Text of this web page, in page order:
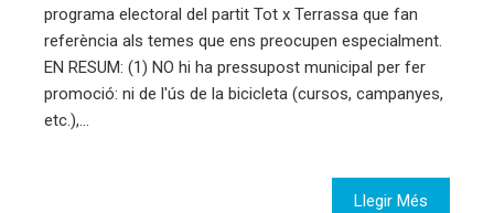
programa electoral del partit Tot x Terrassa que fan
referència als temes que ens preocupen especialment.
EN RESUM: (1) NO hi ha pressupost municipal per fer
promoció: ni de l'ús de la bicicleta (cursos, campanyes,
etc.),…
Llegir Més